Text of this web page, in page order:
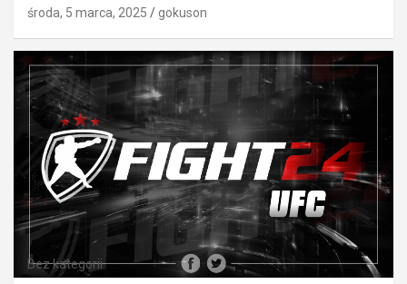
środa, 5 marca, 2025 gokuson
Bez kategorii